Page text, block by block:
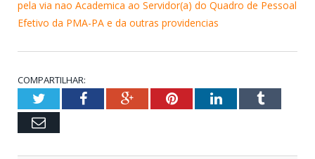
pela via nao Academica ao Servidor(a) do Quadro de Pessoal
Efetivo da PMA-PA e da outras providencias
COMPARTILHAR:
TwitterFacebookGoogle+PinterestLinkedInTumblr
Email